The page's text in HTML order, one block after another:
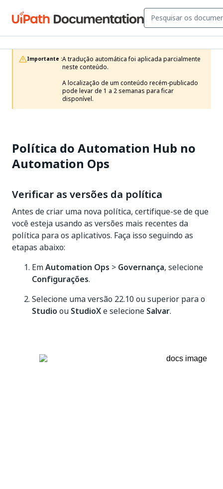
Importante :A tradução automática foi aplicada parcialmente
neste conteúdo.
A localização de um conteúdo recém-publicado
pode levar de 1 a 2 semanas para ficar
disponível.
Política do Automation Hub no
Automation Ops
Verificar as versões da política
Antes de criar uma nova política, certifique-se de que
você esteja usando as versões mais recentes da
política para os aplicativos. Faça isso seguindo as
etapas abaixo:
EmAutomation Ops > Governança, selecione
Configurações.
Selecione uma versão 22.10 ou superior para o
Studio ou StudioXe selecione Salvar.